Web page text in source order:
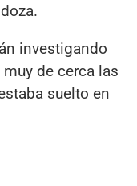
investigando
de cerca las
suelto en